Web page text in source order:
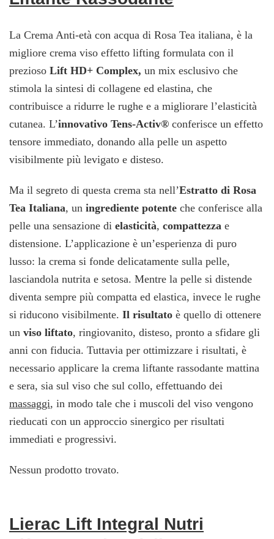
La Crema Anti-età con acqua di Rosa Tea italiana, è la
migliore crema viso effetto lifting formulata con il
prezioso Lift HD+ Complex, un mix esclusivo che
stimola la sintesi di collagene ed elastina, che
contribuisce a ridurre le rughe e a migliorare l’elasticità
cutanea. L’innovativo Tens-Activ® conferisce un effetto
tensore immediato, donando alla pelle un aspetto
visibilmente più levigato e disteso.
Ma il segreto di questa crema sta nell’Estratto di Rosa
Tea Italiana, un ingrediente potente che conferisce alla
pelle una sensazione di elasticità, compattezza e
distensione. L’applicazione è un’esperienza di puro
lusso: la crema si fonde delicatamente sulla pelle,
lasciandola nutrita e setosa. Mentre la pelle si distende
diventa sempre più compatta ed elastica, invece le rughe
si riducono visibilmente. Il risultato è quello di ottenere
un viso liftato, ringiovanito, disteso, pronto a sfidare gli
anni con fiducia. Tuttavia per ottimizzare i risultati, è
necessario applicare la crema liftante rassodante mattina
e sera, sia sul viso che sul collo, effettuando dei
massaggi, in modo tale che i muscoli del viso vengono
rieducati con un approccio sinergico per risultati
immediati e progressivi.
Nessun prodotto trovato.
Lierac Lift Integral Nutri